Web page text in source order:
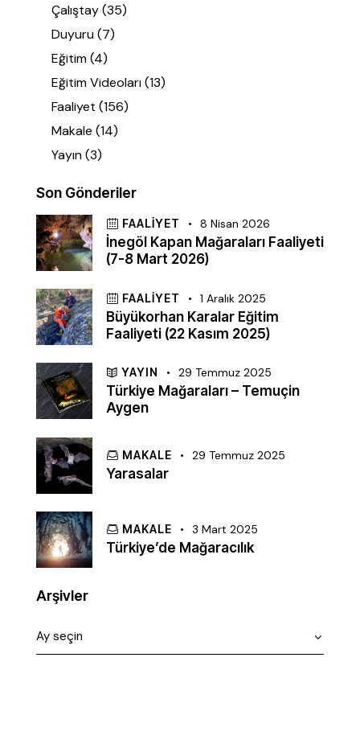
Çalıştay(35)
Duyuru(7)
Eğitim(4)
Eğitim Videoları(13)
Faaliyet (156)
Makale (14)
Yayın(3)
Son Gönderiler
FAALIYET 8 Nisan 2026
İnegöl Kapan Mağaraları Faaliyeti
(7-8 Mart 2026)
FAALIYET 1 Aralık 2025
Büyükorhan Karalar Eğitim
Faaliyeti (22 Kasım 2025)
YAYIN 29 Temmuz 2025
Türkiye Mağaraları – Temuçin
Aygen
MAKALE 29 Temmuz 2025
Yarasalar
MAKALE 3 Mart 2025
Türkiye’de Mağaracılık
Arşivler